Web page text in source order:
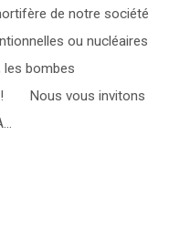
de notre société
ou nucléaires
les bombes
! Nous vous invitons